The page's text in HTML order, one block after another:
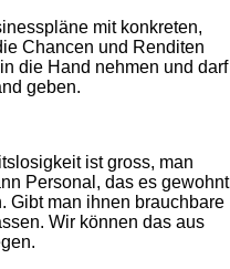
mit konkreten,
Chancen und Renditen
die Hand nehmen und darf
geben.
ist gross, man
Personal, das es gewohnt
Gibt man ihnen brauchbare
Wir können das aus